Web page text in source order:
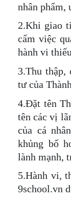
nhân phẩm,
2.Khi giao
cấm việc
hành vi
3.Thu
tư của
4.Đặt tên
tên các vị
của cá
khủng bố
lành mạnh,
5.Hành vi,
9school.vn